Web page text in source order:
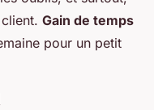
Gain de temps
pour un petit